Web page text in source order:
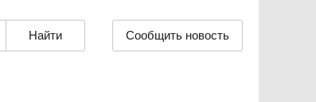
Сообщить новость